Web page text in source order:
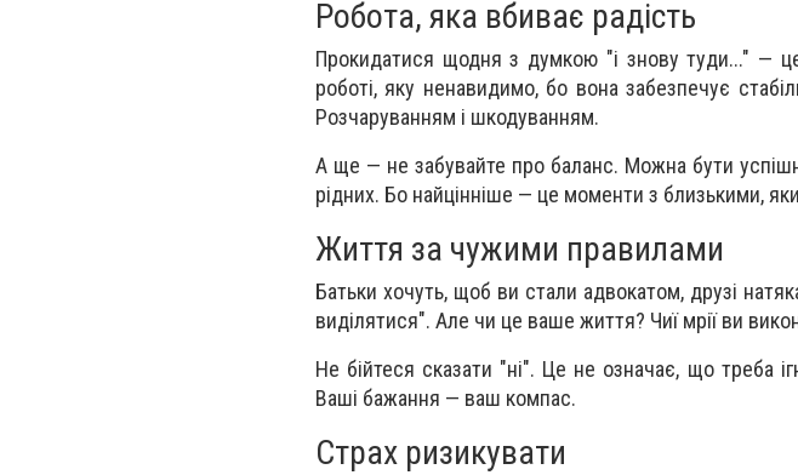
Робота, яка вбиває радість
Прокидатися щодня з думкою "і знову туди..." —
роботі, яку ненавидимо, бо вона забезпечує
Розчаруванням і шкодуванням.
А ще — не забувайте про баланс. Можна бути
рідних. Бо найцінніше — це моменти з близькими,
Життя за чужими правилами
Батьки хочуть, щоб ви стали адвокатом, друзі
виділятися". Але чи це ваше життя? Чиї мрії ви
Не бійтеся сказати "ні". Це не означає, що треба
Ваші бажання — ваш компас.
Страх ризикувати